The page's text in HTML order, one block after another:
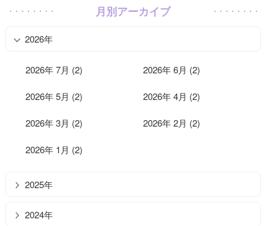
月別アーカイブ
2026年
2026年 7月 (2) 2026年 6月 (2)
2026年 5月 (2) 2026年 4月 (2)
2026年 3月 (2) 2026年 2月 (2)
2026年 1月 (2)
2025年
2024年